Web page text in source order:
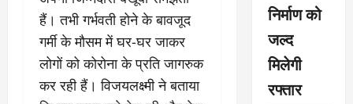
हैं। तभी गर्भवती होने के बावजूद
गर्मी के मौसम में घर-घर जाकर
लोगों को कोरोना के प्रति जागरुक
कर रही हैं। विजयलक्ष्मी ने बताया
निर्माण को
जल्द
मिलेगी
रफ्तार